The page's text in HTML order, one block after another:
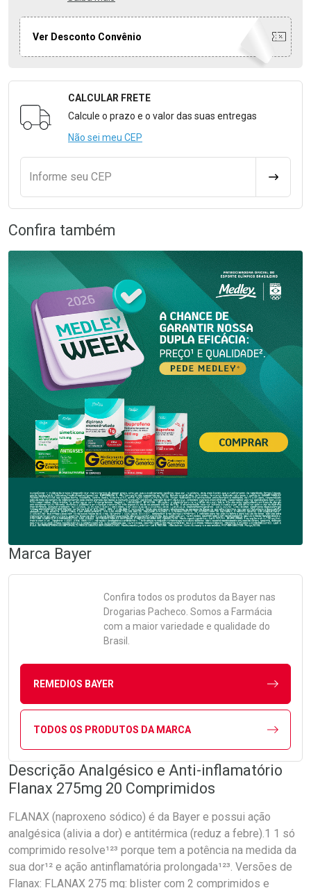
Ver Desconto Convênio
Formulário para Calcular o Frete
CALCULAR FRETE
Calcule o prazo e o valor das suas entregas
Não sei meu CEP
Informe seu CEP
Confira também
Marca Bayer
Confira todos os produtos da Bayernas
Drogarias Pacheco. Somos a Farmácia
com a maior variedade e qualidade do
Brasil.
REMEDIOS BAYER
TODOS OS PRODUTOS DA MARCA
Descrição Analgésico e Anti-inflamatório
Flanax 275mg 20 Comprimidos
FLANAX (naproxeno sódico) é da Bayer e possui ação
analgésica (alivia a dor) e antitérmica (reduz a febre).1 1 só
comprimido resolve¹²³ porque tem a potência na medida da
sua dor¹² e ação antinflamatória prolongada¹²³. Versões de
Flanax: FLANAX 275 mg: blister com 2 comprimidos e